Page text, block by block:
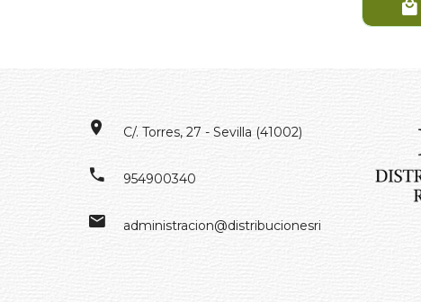
C/. Torres, 27 - Sevilla (41002)
954900340
administracion@distribucionesrivero.es